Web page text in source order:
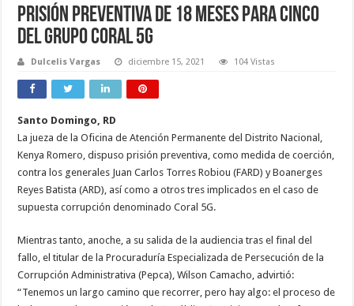
Prisión preventiva de 18 meses para cinco
del grupo Coral 5G
Dulcelis Vargas diciembre 15, 2021 104 Vistas
Santo Domingo, RD
La jueza de la Oficina de Atención Permanente del Distrito Nacional,
Kenya Romero, dispuso prisión preventiva, como medida de coerción,
contra los generales Juan Carlos Torres Robiou (FARD) y Boanerges
Reyes Batista (ARD), así como a otros tres implicados en el caso de
supuesta corrupción denominado Coral 5G.
Mientras tanto, anoche, a su salida de la audiencia tras el final del
fallo, el titular de la Procuraduría Especializada de Persecución de la
Corrupción Administrativa (Pepca), Wilson Camacho, advirtió:
“Tenemos un largo camino que recorrer, pero hay algo: el proceso de